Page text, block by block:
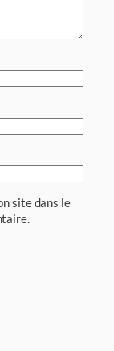
site dans le